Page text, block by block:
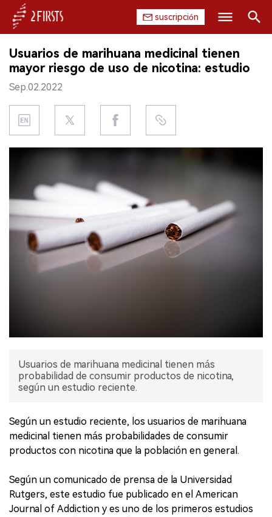
suscripción
INICIO
EMPRESA
PRODUCTO
REGULACIÓN
EXPOSICIÓN
ENTREVISTA
Buscar
Usuarios de marihuana medicinal tienen
mayor riesgo de uso de nicotina: estudio
Sep.02.2022
Usuarios de marihuana medicinal tienen más
probabilidad de consumir productos de nicotina,
según un estudio reciente.
Según un estudio reciente, los usuarios de marihuana
medicinal tienen más probabilidades de consumir
productos con nicotina que la población en general.
Según un comunicado de prensa de la Universidad
Rutgers, este estudio fue publicado en el American
Journal of Addiction y es uno de los primeros estudios